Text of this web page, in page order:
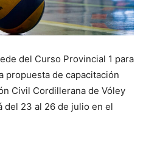
del Curso Provincial 1 para
propuesta de capacitación
Civil Cordillerana de Vóley
del 23 al 26 de julio en el